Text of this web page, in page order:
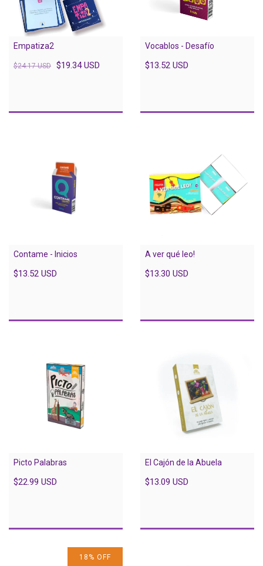
Empatiza2
$24.17 USD $19.34 USD
Vocablos - Desafío
$13.52 USD
Contame - Inicios
$13.52 USD
A ver qué leo!
$13.30 USD
Picto Palabras
$22.99 USD
El Cajón de la Abuela
$13.09 USD
18 % OFF